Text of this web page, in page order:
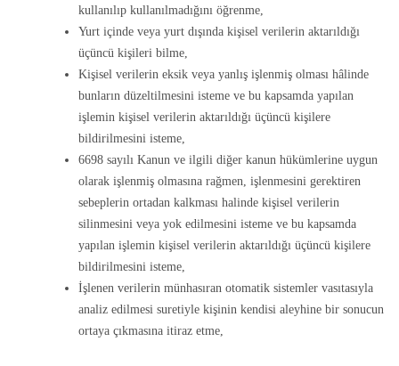
kullanılıp kullanılmadığını öğrenme,
Yurt içinde veya yurt dışında kişisel verilerin aktarıldığı
üçüncü kişileri bilme,
Kişisel verilerin eksik veya yanlış işlenmiş olması hâlinde
bunların düzeltilmesini isteme ve bu kapsamda yapılan
işlemin kişisel verilerin aktarıldığı üçüncü kişilere
bildirilmesini isteme,
6698 sayılı Kanun ve ilgili diğer kanun hükümlerine uygun
olarak işlenmiş olmasına rağmen, işlenmesini gerektiren
sebeplerin ortadan kalkması halinde kişisel verilerin
silinmesini veya yok edilmesini isteme ve bu kapsamda
yapılan işlemin kişisel verilerin aktarıldığı üçüncü kişilere
bildirilmesini isteme,
İşlenen verilerin münhasıran otomatik sistemler vasıtasıyla
analiz edilmesi suretiyle kişinin kendisi aleyhine bir sonucun
ortaya çıkmasına itiraz etme,